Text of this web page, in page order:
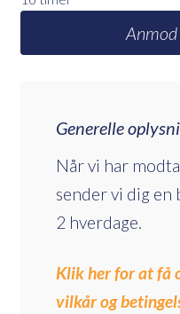
Generelle
Når vi har
sender vi dig
2 hverdage.
Klik her for at få
vilkår og